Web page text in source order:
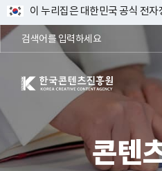
이 누리집은 대한민국 공식 전
한국콘텐츠진흥원 KOREA CREATIVE CONTENT AGENCY
콘텐